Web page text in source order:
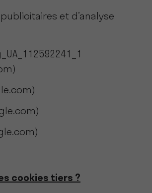
et d’analyse
cookies tiers ?